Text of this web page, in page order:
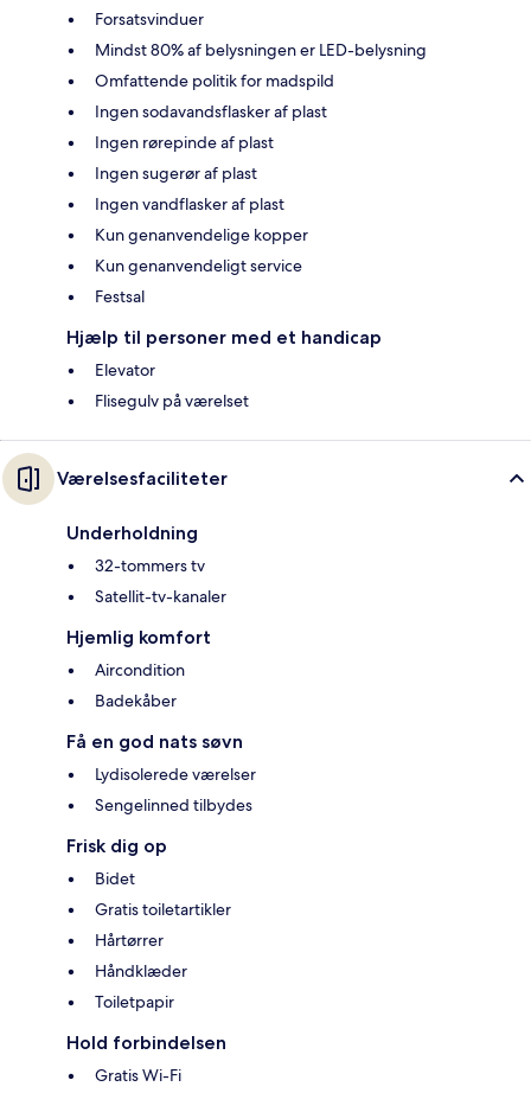
Forsatsvinduer
Mindst 80% af belysningen er LED-belysning
Omfattende politik for madspild
Ingen sodavandsflasker af plast
Ingen rørepinde af plast
Ingen sugerør af plast
Ingen vandflasker af plast
Kun genanvendelige kopper
Kun genanvendeligt service
Festsal
Hjælp til personer med et handicap
Elevator
Flisegulv på værelset
Værelsesfaciliteter
Underholdning
32-tommers tv
Satellit-tv-kanaler
Hjemlig komfort
Aircondition
Badekåber
Få en god nats søvn
Lydisolerede værelser
Sengelinned tilbydes
Frisk dig op
Bidet
Gratis toiletartikler
Hårtørrer
Håndklæder
Toiletpapir
Hold forbindelsen
Gratis Wi-Fi